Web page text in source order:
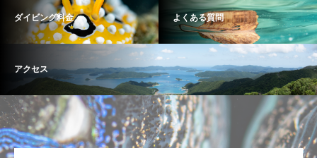
ダイビング料金 よくある質問
アクセス